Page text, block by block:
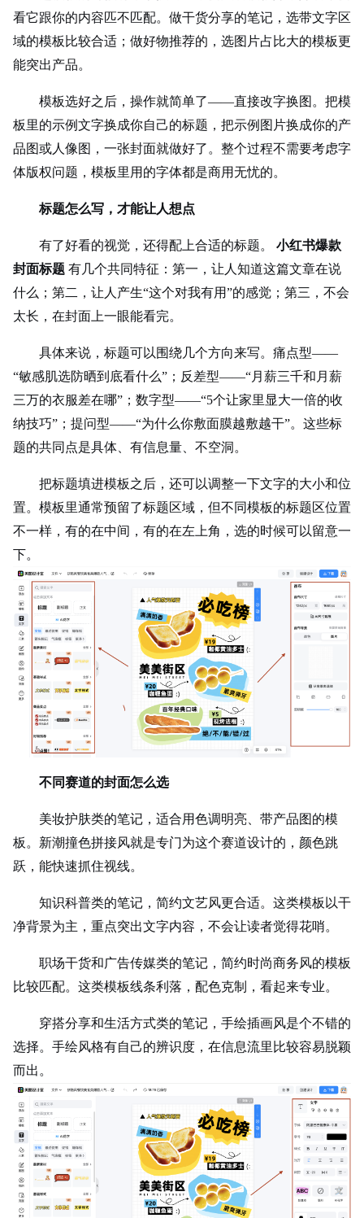
看它跟你的内容匹不匹配。做干货分享的笔记，选带文字区
域的模板比较合适；做好物推荐的，选图片占比大的模板更
能突出产品。
模板选好之后，操作就简单了——直接改字换图。把模
板里的示例文字换成你自己的标题，把示例图片换成你的产
品图或人像图，一张封面就做好了。整个过程不需要考虑字
体版权问题，模板里用的字体都是商用无忧的。
标题怎么写，才能让人想点
有了好看的视觉，还得配上合适的标题。 小红书爆款
封面标题 有几个共同特征：第一，让人知道这篇文章在说
什么；第二，让人产生“这个对我有用”的感觉；第三，不会
太长，在封面上一眼能看完。
具体来说，标题可以围绕几个方向来写。痛点型——
“敏感肌选防晒到底看什么”；反差型——“月薪三千和月薪
三万的衣服差在哪”；数字型——“5个让家里显大一倍的收
纳技巧”；提问型——“为什么你敷面膜越敷越干”。这些标
题的共同点是具体、有信息量、不空洞。
把标题填进模板之后，还可以调整一下文字的大小和位
置。模板里通常预留了标题区域，但不同模板的标题区位置
不一样，有的在中间，有的在左上角，选的时候可以留意一
下。
不同赛道的封面怎么选
美妆护肤类的笔记，适合用色调明亮、带产品图的模
板。新潮撞色拼接风就是专门为这个赛道设计的，颜色跳
跃，能快速抓住视线。
知识科普类的笔记，简约文艺风更合适。这类模板以干
净背景为主，重点突出文字内容，不会让读者觉得花哨。
职场干货和广告传媒类的笔记，简约时尚商务风的模板
比较匹配。这类模板线条利落，配色克制，看起来专业。
穿搭分享和生活方式类的笔记，手绘插画风是个不错的
选择。手绘风格有自己的辨识度，在信息流里比较容易脱颖
而出。